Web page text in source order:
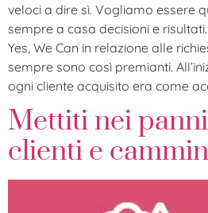
veloci a dire sì. Vogliamo essere
sempre a casa decisioni e
Yes, We Can in relazione alle
sempre sono così premianti.
ogni cliente acquisito era come
Mettiti nei
clienti e